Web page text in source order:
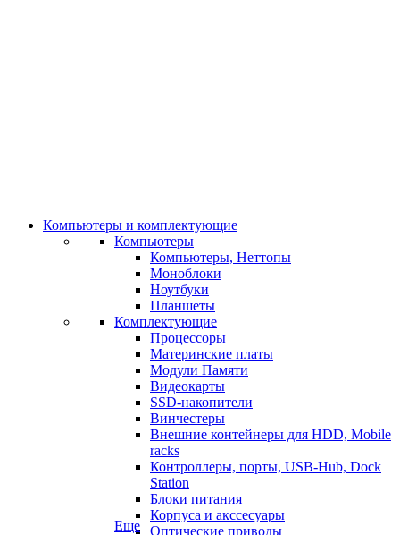
Компьютеры и комплектующие
Компьютеры
Компьютеры, Неттопы
Моноблоки
Ноутбуки
Планшеты
Комплектующие
Процессоры
Материнские платы
Модули Памяти
Видеокарты
SSD-накопители
Винчестеры
Внешние контейнеры для HDD, Mobile
racks
Контроллеры, порты, USB-Hub, Dock
Station
Блоки питания
Корпуса и акссесуары
Оптические приводы
Еще